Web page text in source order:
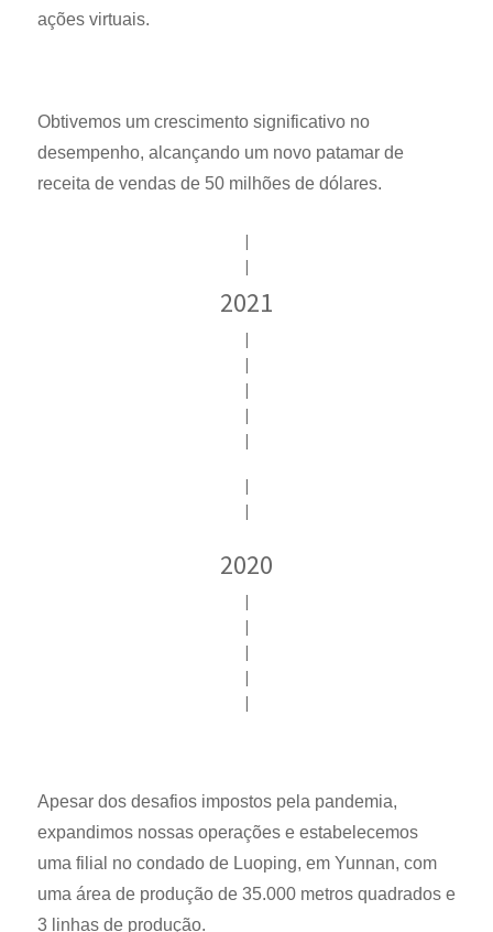
ações virtuais.
Obtivemos um crescimento significativo no
desempenho, alcançando um novo patamar de
receita de vendas de 50 milhões de dólares.
|
|
2021
|
|
|
|
|
|
|
2020
|
|
|
|
|
Apesar dos desafios impostos pela pandemia,
expandimos nossas operações e estabelecemos
uma filial no condado de Luoping, em Yunnan, com
uma área de produção de 35.000 metros quadrados e
3 linhas de produção.